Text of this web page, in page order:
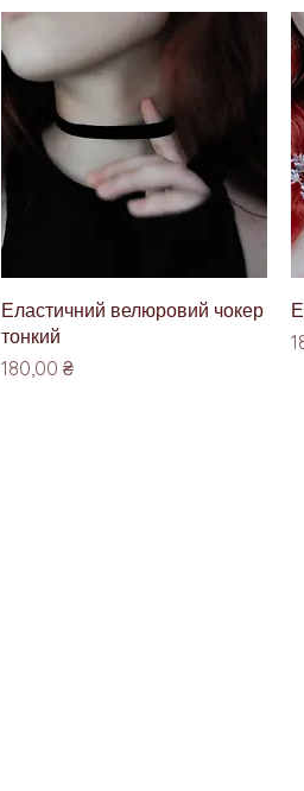
Швидкий перегляд
Еластичний велюровий чокер
тонкий
Ціна
180,00 ₴